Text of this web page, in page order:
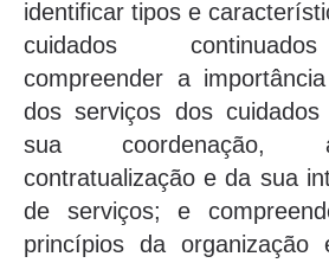
identificar tipos e
cuidados
compreender a
dos serviços dos
sua coordenação,
contratualização e da sua
de serviços; e
princípios da